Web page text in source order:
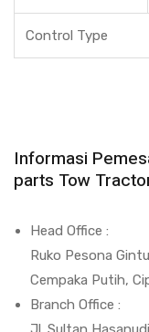
Control Type
Informasi
parts Tow
Head Office :
Ruko Pesona
Cempaka Putih,
Branch Office :